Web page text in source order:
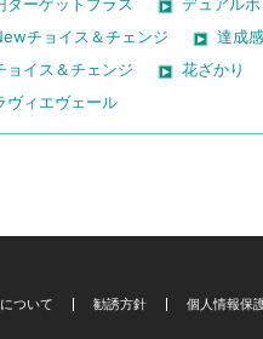
チョイス＆チェンジ
達成感
ョイス＆チェンジ
花ざかり
ヴィエヴェール
ついて 勧誘方針 個人情報保